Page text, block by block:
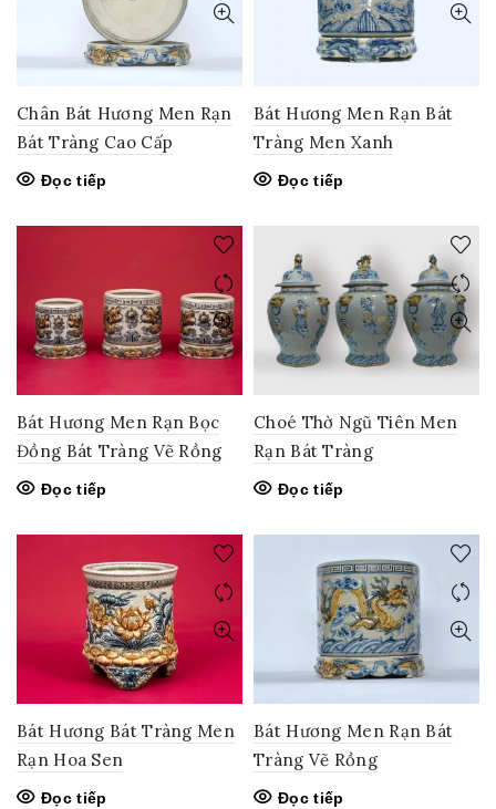
Chân Bát Hương Men Rạn
Bát Tràng Cao Cấp
Đọc tiếp
Bát Hương Men Rạn Bát
Tràng Men Xanh
Đọc tiếp
Bát Hương Men Rạn Bọc
Đồng Bát Tràng Vẽ Rồng
Đọc tiếp
Choé Thờ Ngũ Tiên Men
Rạn Bát Tràng
Đọc tiếp
Bát Hương Bát Tràng Men
Rạn Hoa Sen
Đọc tiếp
Bát Hương Men Rạn Bát
Tràng Vẽ Rồng
Đọc tiếp